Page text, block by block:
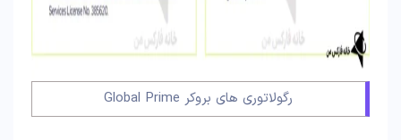
رگولاتوری های بروکر Global Prime